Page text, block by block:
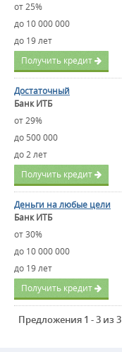
от 25%
до 10 000 000
до 19 лет
Получить кредит
Достаточный
Банк ИТБ
от 29%
до 500 000
до 2 лет
Получить кредит
Деньги на любые цели
Банк ИТБ
от 30%
до 10 000 000
до 19 лет
Получить кредит
Предложения 1 - 3 из 3